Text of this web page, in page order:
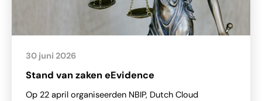
Stand van zaken eEvidence
30 juni 2026
Op 22 april organiseerden NBIP, Dutch Cloud